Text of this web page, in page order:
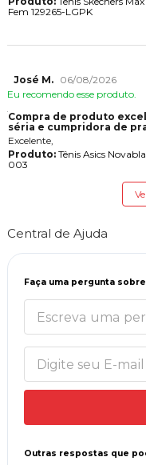
Fem 129265-LGPK
José M.
06/08/2026
Eu recomendo esse produto.
Compra de produto
séria e cumpridora de
Excelente,
Produto:Tênis Asics
003
Central de Ajuda
Faça uma pergunta
Outras respostas que